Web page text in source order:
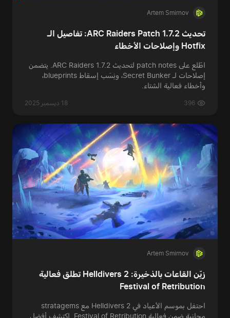
Artem Smirnov
تحديث ARC Raiders Patch 1.7.2: تفاصيل الـ
Hotfix وإصلاحات الأخطاء
اطّلع على patch notes لتحديث ARC Raiders 1.7.2. يتضمن
إصلاحات لـ Secret Bunker، ونِسَب إسقاط blueprints،
وأخطاء فعالية الشتاء.
18 ديسمبر 2025 396
Artem Smirnov
زيّن القاعات بالذخيرة: Helldivers 2 تطلق فعالية
Festival of Retribution
احتفل بموسم الأعياد في Helldivers 2 مع stratagems
مجانية ضمن فعالية Festival of Retribution. اكتشف أفضل